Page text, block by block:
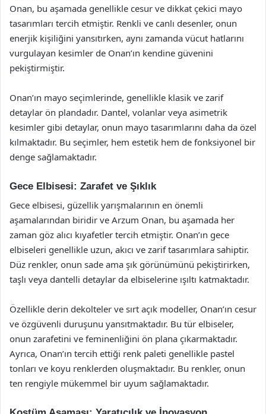
Onan, bu aşamada genellikle cesur ve dikkat çekici mayo
tasarımları tercih etmiştir. Renkli ve canlı desenler, onun
enerjik kişiliğini yansıtırken, aynı zamanda vücut hatlarını
vurgulayan kesimler de Onan’ın kendine güvenini
pekiştirmiştir.
Onan’ın mayo seçimlerinde, genellikle klasik ve zarif
detaylar ön plandadır. Dantel, volanlar veya asimetrik
kesimler gibi detaylar, onun mayo tasarımlarını daha da özel
kılmaktadır. Bu seçimler, hem estetik hem de fonksiyonel bir
denge sağlamaktadır.
Gece Elbisesi: Zarafet ve Şıklık
Gece elbisesi, güzellik yarışmalarının en önemli
aşamalarından biridir ve Arzum Onan, bu aşamada her
zaman göz alıcı kıyafetler tercih etmiştir. Onan’ın gece
elbiseleri genellikle uzun, akıcı ve zarif tasarımlara sahiptir.
Düz renkler, onun sade ama şık görünümünü pekiştirirken,
taşlı veya dantelli detaylar da elbiselerine ışıltı katmaktadır.
Özellikle derin dekolteler ve sırt açık modeller, Onan’ın cesur
ve özgüvenli duruşunu yansıtmaktadır. Bu tür elbiseler,
onun zarafetini ve feminenliğini ön plana çıkarmaktadır.
Ayrıca, Onan’ın tercih ettiği renk paleti genellikle pastel
tonları ve koyu renklerden oluşmaktadır. Bu renkler, onun
ten rengiyle mükemmel bir uyum sağlamaktadır.